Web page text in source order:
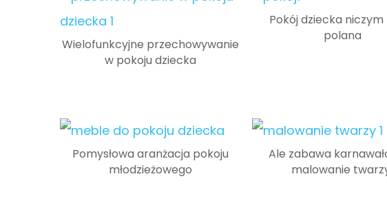
Wielofunkcyjne przechowywanie
w pokoju dziecka
Pokój dziecka niczym
polana
Pomysłowa aranżacja pokoju
młodzieżowego
Ale zabawa
malowanie